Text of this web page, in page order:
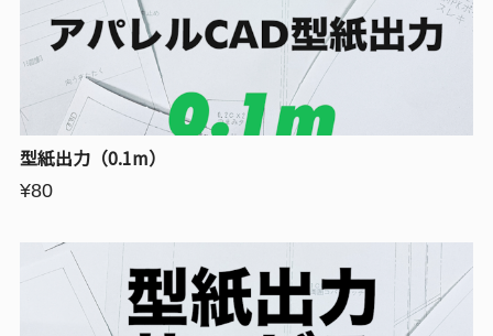
型紙出力（0.1m）
¥80